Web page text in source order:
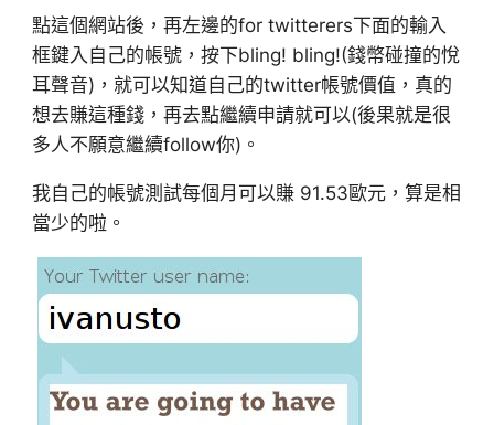
點這個網站後，再左邊的for twitterers下面的輸入
框鍵入自己的帳號，按下bling! bling!(錢幣碰撞的悅
耳聲音)，就可以知道自己的twitter帳號價值，真的
想去賺這種錢，再去點繼續申請就可以(後果就是很
多人不願意繼續follow你)。
我自己的帳號測試每個月可以賺 91.53歐元，算是相
當少的啦。